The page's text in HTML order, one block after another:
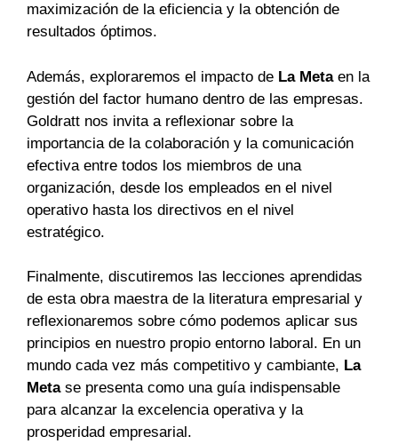
maximización de la eficiencia y la obtención de
resultados óptimos.
Además, exploraremos el impacto de La Metaen la
gestión del factor humano dentro de las empresas.
Goldratt nos invita a reflexionar sobre la
importancia de la colaboración y la comunicación
efectiva entre todos los miembros de una
organización, desde los empleados en el nivel
operativo hasta los directivos en el nivel
estratégico.
Finalmente, discutiremos las lecciones aprendidas
de esta obra maestra de la literatura empresarial y
reflexionaremos sobre cómo podemos aplicar sus
principios en nuestro propio entorno laboral. En un
mundo cada vez más competitivo y cambiante, La
Metase presenta como una guía indispensable
para alcanzar la excelencia operativa y la
prosperidad empresarial.